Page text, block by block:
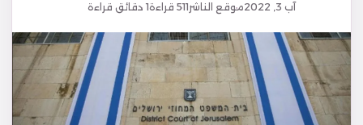
آب 3, 2022 موقع الناشر511 قراءة1 دقائق قراءة